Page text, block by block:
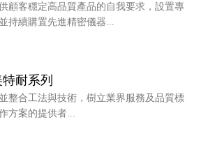
顧客穩定高品質產品的自我要求，設置專
持續購置先進精密儀器...
耐系列
整合工法與技術，樹立業界服務及品質標
方案的提供者...